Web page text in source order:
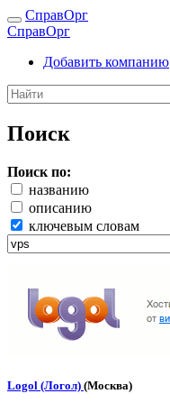
СправОрг
СправОрг
Добавить компанию
Поиск
Поиск по:
названию
описанию
ключевым словам
Logol (Логол) (Москва)